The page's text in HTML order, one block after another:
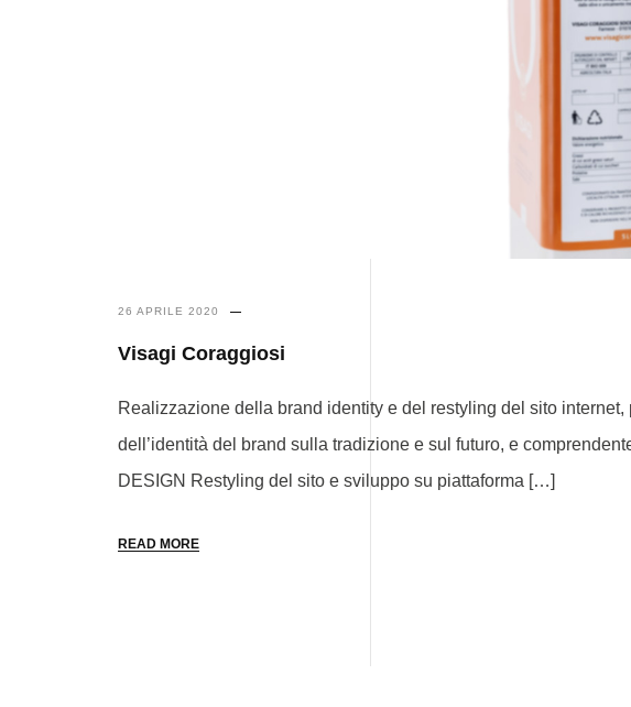
26 APRILE 2020
Visagi Coraggiosi
Realizzazione della brand identity e del restyling del sito
dell’identità del brand sulla tradizione e sul futuro, e
DESIGN Restyling del sito e sviluppo su piattaforma […]
READ MORE